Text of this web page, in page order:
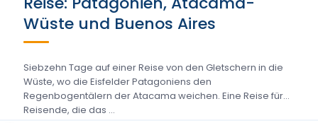
Wüste und Buenos Aires
Siebzehn Tage auf einer Reise von den Gletschern in die
Wüste, wo die Eisfelder Patagoniens den
Regenbogentälern der Atacama weichen. Eine Reise für
Reisende, die das …